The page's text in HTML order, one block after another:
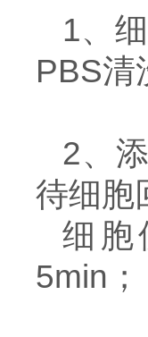
1、
PBS清
2、
待细胞
细胞
5min；